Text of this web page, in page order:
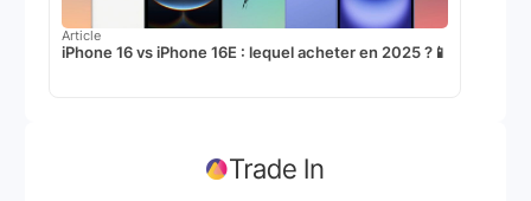
Article
iPhone 16 vs iPhone 16E : lequel acheter en 2025 ?📱